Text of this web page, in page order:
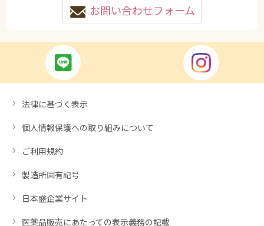
お問い合わせフォーム
法律に基づく表示
個人情報保護への取り組みについて
ご利用規約
製造所固有記号
日本盛企業サイト
医薬品販売にあたっての表示義務の記載